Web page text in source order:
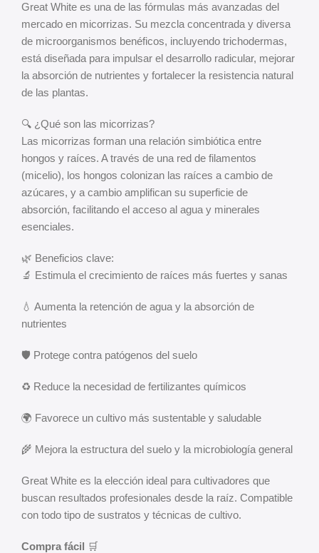
Great White es una de las fórmulas más avanzadas del
mercado en micorrizas. Su mezcla concentrada y diversa
de microorganismos benéficos, incluyendo trichodermas,
está diseñada para impulsar el desarrollo radicular, mejorar
la absorción de nutrientes y fortalecer la resistencia natural
de las plantas.
🔍 ¿Qué son las micorrizas?
Las micorrizas forman una relación simbiótica entre
hongos y raíces. A través de una red de filamentos
(micelio), los hongos colonizan las raíces a cambio de
azúcares, y a cambio amplifican su superficie de
absorción, facilitando el acceso al agua y minerales
esenciales.
🌿 Beneficios clave:
🔬 Estimula el crecimiento de raíces más fuertes y sanas
💧 Aumenta la retención de agua y la absorción de
nutrientes
🛡️ Protege contra patógenos del suelo
♻️ Reduce la necesidad de fertilizantes químicos
🌍 Favorece un cultivo más sustentable y saludable
🌾 Mejora la estructura del suelo y la microbiología general
Great White es la elección ideal para cultivadores que
buscan resultados profesionales desde la raíz. Compatible
con todo tipo de sustratos y técnicas de cultivo.
Compra fácil 🛒